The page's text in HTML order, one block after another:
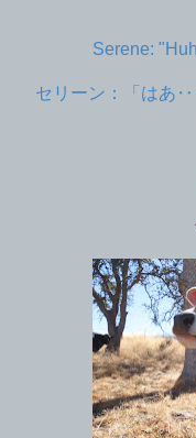
Serene:
セリーン：「はあ